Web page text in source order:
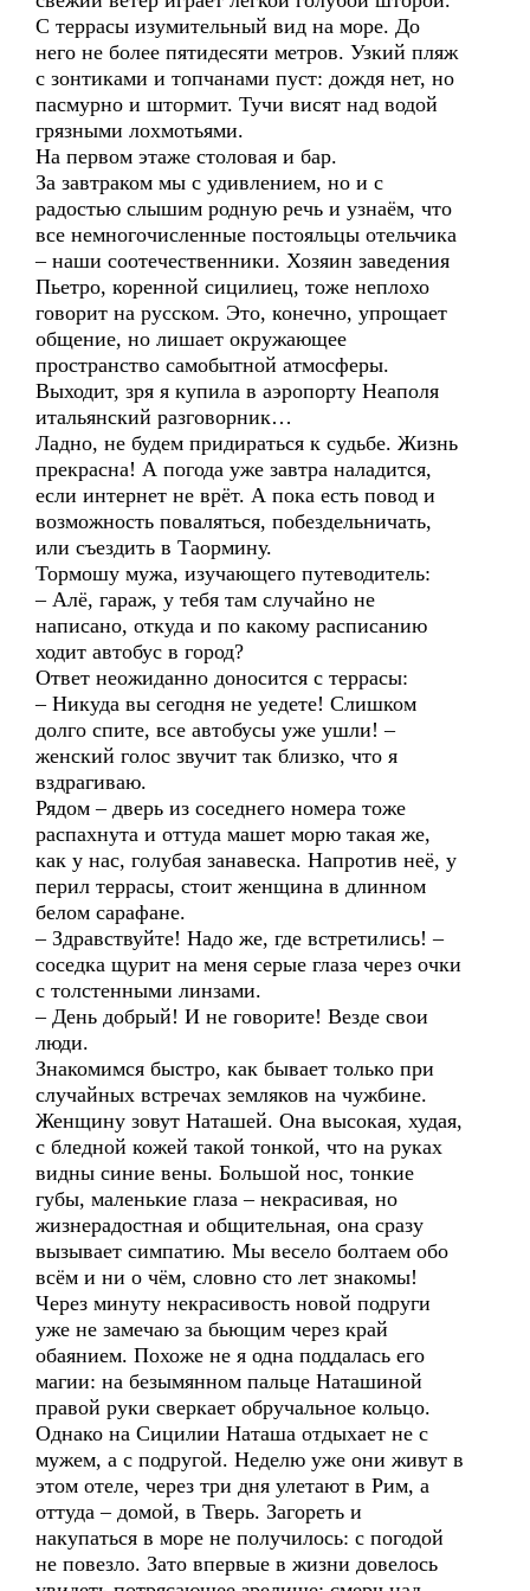
С террасы изумительный вид на море. До
него не более пятидесяти метров. Узкий пляж
с зонтиками и топчанами пуст: дождя нет, но
пасмурно и штормит. Тучи висят над водой
грязными лохмотьями.
На первом этаже столовая и бар.
За завтраком мы с удивлением, но и с
радостью слышим родную речь и узнаём, что
все немногочисленные постояльцы отельчика
– наши соотечественники. Хозяин заведения
Пьетро, коренной сицилиец, тоже неплохо
говорит на русском. Это, конечно, упрощает
общение, но лишает окружающее
пространство самобытной атмосферы.
Выходит, зря я купила в аэропорту Неаполя
итальянский разговорник…
Ладно, не будем придираться к судьбе. Жизнь
прекрасна! А погода уже завтра наладится,
если интернет не врёт. А пока есть повод и
возможность поваляться, побездельничать,
или съездить в Таормину.
Тормошу мужа, изучающего путеводитель:
– Алё, гараж, у тебя там случайно не
написано, откуда и по какому расписанию
ходит автобус в город?
Ответ неожиданно доносится с террасы:
– Никуда вы сегодня не уедете! Слишком
долго спите, все автобусы уже ушли! –
женский голос звучит так близко, что я
вздрагиваю.
Рядом – дверь из соседнего номера тоже
распахнута и оттуда машет морю такая же,
как у нас, голубая занавеска. Напротив неё, у
перил террасы, стоит женщина в длинном
белом сарафане.
– Здравствуйте! Надо же, где встретились! –
соседка щурит на меня серые глаза через очки
с толстенными линзами.
– День добрый! И не говорите! Везде свои
люди.
Знакомимся быстро, как бывает только при
случайных встречах земляков на чужбине.
Женщину зовут Наташей. Она высокая, худая,
с бледной кожей такой тонкой, что на руках
видны синие вены. Большой нос, тонкие
губы, маленькие глаза – некрасивая, но
жизнерадостная и общительная, она сразу
вызывает симпатию. Мы весело болтаем обо
всём и ни о чём, словно сто лет знакомы!
Через минуту некрасивость новой подруги
уже не замечаю за бьющим через край
обаянием. Похоже не я одна поддалась его
магии: на безымянном пальце Наташиной
правой руки сверкает обручальное кольцо.
Однако на Сицилии Наташа отдыхает не с
мужем, а с подругой. Неделю уже они живут в
этом отеле, через три дня улетают в Рим, а
оттуда – домой, в Тверь. Загореть и
накупаться в море не получилось: с погодой
не повезло. Зато впервые в жизни довелось